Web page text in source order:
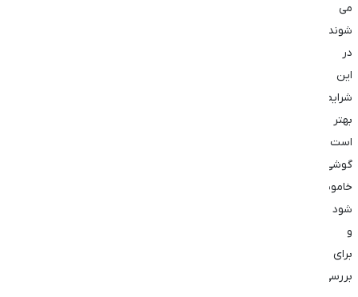
می
‌شوند.
در
این
شرایط
بهتر
است
گوشی
خاموش
شود
و
برای
بررسی